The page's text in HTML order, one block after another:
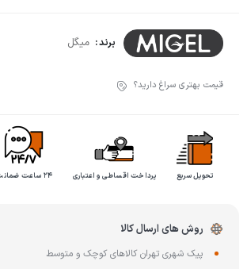
برند : میگل
قیمت بهتری سراغ دارید؟
تحویل سریع پرداخت اقساطی و اعتباری ۲۴ ساعت ضمانت
روش های ارسال کالا
پیک شهری تهران کالاهای کوچک و متوسط